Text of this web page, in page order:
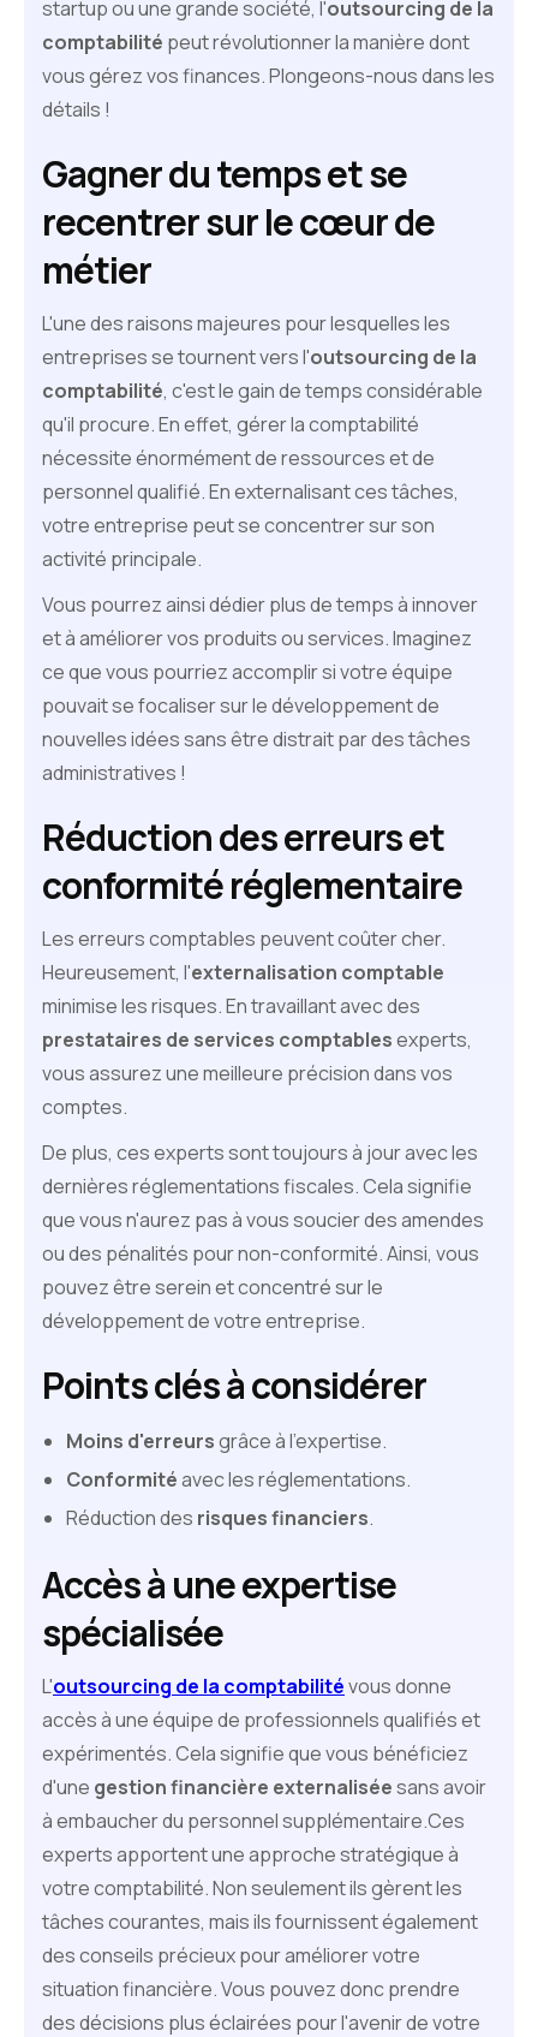
startup ou une grande société, l'outsourcing de la
comptabilité peut révolutionner la manière dont
vous gérez vos finances. Plongeons-nous dans les
détails !
Gagner du temps et se
recentrer sur le cœur de
métier
L'une des raisons majeures pour lesquelles les
entreprises se tournent vers l'outsourcing de la
comptabilité, c'est le gain de temps considérable
qu'il procure. En effet, gérer la comptabilité
nécessite énormément de ressources et de
personnel qualifié. En externalisant ces tâches,
votre entreprise peut se concentrer sur son
activité principale.
Vous pourrez ainsi dédier plus de temps à innover
et à améliorer vos produits ou services. Imaginez
ce que vous pourriez accomplir si votre équipe
pouvait se focaliser sur le développement de
nouvelles idées sans être distrait par des tâches
administratives !
Réduction des erreurs et
conformité réglementaire
Les erreurs comptables peuvent coûter cher.
Heureusement, l'externalisation comptable
minimise les risques. En travaillant avec des
prestataires de services comptablesexperts,
vous assurez une meilleure précision dans vos
comptes.
De plus, ces experts sont toujours à jour avec les
dernières réglementations fiscales. Cela signifie
que vous n'aurez pas à vous soucier des amendes
ou des pénalités pour non-conformité. Ainsi, vous
pouvez être serein et concentré sur le
développement de votre entreprise.
Points clés à considérer
Moins d'erreursgrâce à l'expertise.
Conformitéavec les réglementations.
Réduction des risques financiers.
Accès à une expertise
spécialisée
L'outsourcing de la comptabilitévous donne
accès à une équipe de professionnels qualifiés et
expérimentés. Cela signifie que vous bénéficiez
d'une gestion financière externaliséesans avoir
à embaucher du personnel supplémentaire.Ces
experts apportent une approche stratégique à
votre comptabilité. Non seulement ils gèrent les
tâches courantes, mais ils fournissent également
des conseils précieux pour améliorer votre
situation financière. Vous pouvez donc prendre
des décisions plus éclairées pour l'avenir de votre